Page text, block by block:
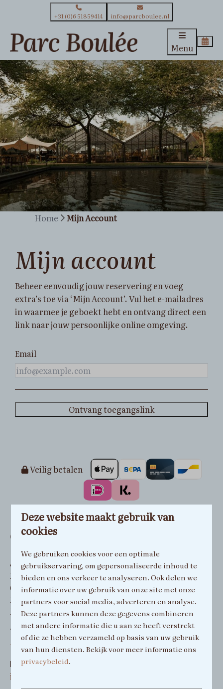
+31 (0)6 51859414 info@parcboulee.nl
Menu
Home Mijn Account
Mijn account
Beheer eenvoudig jouw reservering en voeg
extra’s toe via ‘Mijn Account’. Vul het e-mailadres
in waarmee je geboekt hebt en ontvang direct een
link naar jouw persoonlijke online omgeving.
Email
Ontvang toegangslink
Veilig betalen
Contact
Adres
Kleefseweg 14
6599 AC, Ven-Zelderheide
Limburg
Nederland
Telefoon
+31 (0)6 51859414
E-mail
info@parcboulee.nl
Deze website maakt gebruik van
cookies
We gebruiken cookies voor een optimale
gebruikservaring, om gepersonaliseerde inhoud te
bieden en ons verkeer te analyseren. Ook delen we
informatie over uw gebruik van onze site met onze
partners voor social media, adverteren en analyse.
Deze partners kunnen deze gegevens combineren
met andere informatie die u aan ze heeft verstrekt
of die ze hebben verzameld op basis van uw gebruik
van hun diensten. Bekijk voor meer informatie ons
privacybeleid.